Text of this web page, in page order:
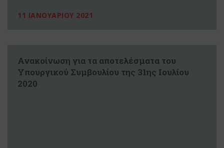
11 ΙΑΝΟΥΑΡΙΟΥ 2021
Ανακοίνωση για τα αποτελέσματα του
Υπουργικού Συμβουλίου της 31ης Ιουλίου
2020